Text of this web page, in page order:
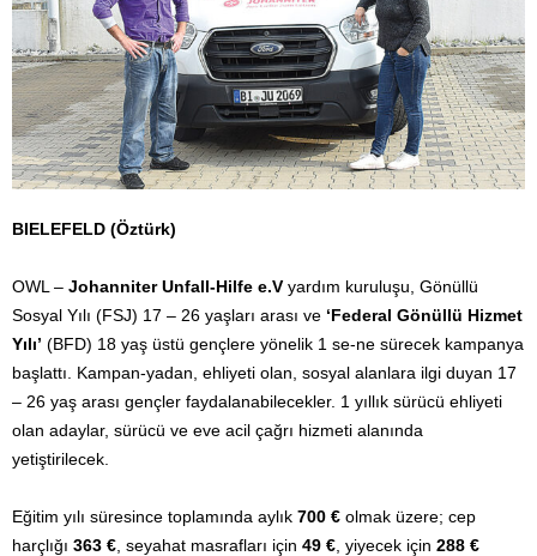
BIELEFELD (Öztürk)
OWL – Johanniter Unfall-Hilfe e.V yardım kuruluşu, Gönüllü
Sosyal Yılı (FSJ) 17 – 26 yaşları arası ve ‘Federal Gönüllü Hizmet
Yılı’ (BFD) 18 yaş üstü gençlere yönelik 1 se-ne sürecek kampanya
başlattı. Kampan-yadan, ehliyeti olan, sosyal alanlara ilgi duyan 17
– 26 yaş arası gençler faydalanabilecekler. 1 yıllık sürücü ehliyeti
olan adaylar, sürücü ve eve acil çağrı hizmeti alanında
yetiştirilecek.
Eğitim yılı süresince toplamında aylık 700 € olmak üzere; cep
harçlığı 363 € , seyahat masrafları için 49 € , yiyecek için 288 €